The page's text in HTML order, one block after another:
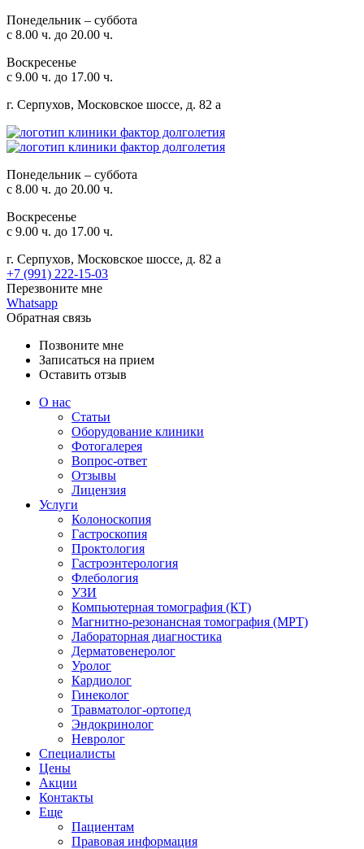
Понедельник – суббота
с 8.00 ч. до 20.00 ч.
Воскресенье
с 9.00 ч. до 17.00 ч.
г. Серпухов, Московское шоссе, д. 82 а
Понедельник – суббота
с 8.00 ч. до 20.00 ч.
Воскресенье
с 9.00 ч. до 17.00 ч.
г. Серпухов, Московское шоссе, д. 82 а
+7 (991) 222-15-03
Перезвоните мне
Whatsapp
Обратная связь
Позвоните мне
Записаться на прием
Оставить отзыв
О нас
Статьи
Оборудование клиники
Фотогалерея
Вопрос-ответ
Отзывы
Лицензия
Услуги
Колоноскопия
Гастроскопия
Проктология
Гастроэнтерология
Флебология
УЗИ
Компьютерная томография (КТ)
Магнитно-резонансная томография (МРТ)
Лабораторная диагностика
Дерматовенеролог
Уролог
Кардиолог
Гинеколог
Травматолог-ортопед
Эндокринолог
Невролог
Специалисты
Цены
Акции
Контакты
Еще
Пациентам
Правовая информация